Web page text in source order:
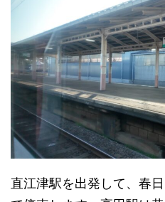
直江津駅を出発して、春